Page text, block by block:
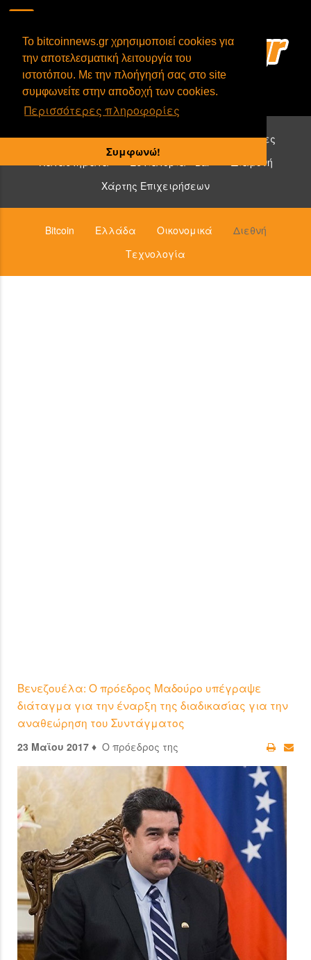
To bitcoinnews.gr χρησιμοποιεί cookies για
την αποτελεσματική λειτουργία του
ιστοτόπου. Με την πλοήγησή σας στο site
συμφωνείτε στην αποδοχή των cookies.
Περισσότερες πληροφορίες
Συμφωνώ!
Επιχειρήσεις που δέχονται bitcoin:
Υπηρεσίες
Καταστήματα
Εστιατόρια - Bar
Διαμονή
Χάρτης Επιχειρήσεων
Bitcoin Ελλάδα Οικονομικά
Διεθνή
Τεχνολογία
Βενεζουέλα: Ο πρόεδρος Μαδούρο υπέγραψε
διάταγμα για την έναρξη της διαδικασίας για την
αναθεώρηση του Συντάγματος
23 Μαϊου 2017 ♦ Ο πρόεδρος της